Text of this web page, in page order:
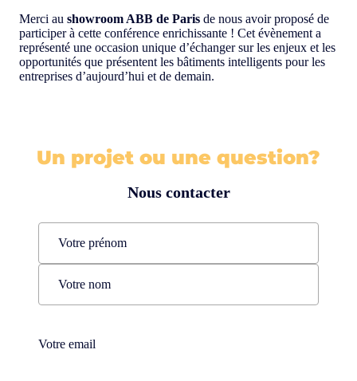
Merci au showroom ABB de Paris de nous avoir proposé de
participer à cette conférence enrichissante ! Cet évènement a
représenté une occasion unique d’échanger sur les enjeux et les
opportunités que présentent les bâtiments intelligents pour les
entreprises d’aujourd’hui et de demain.
Un projet ou une question?
Nous contacter
Name
Prénom
Téléphone(Nécessaire)